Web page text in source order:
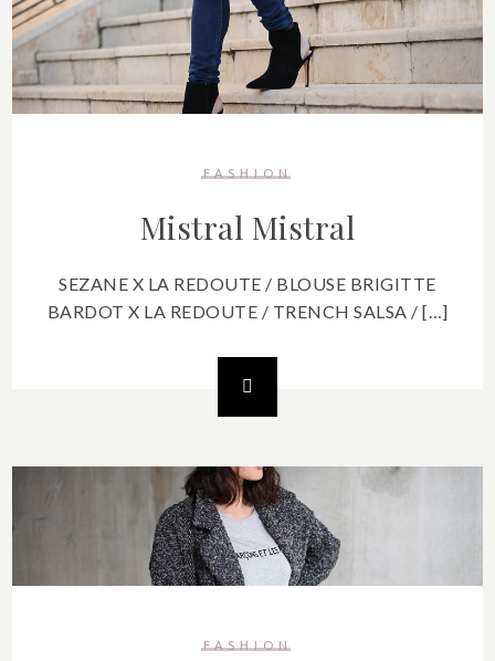
FASHION
Mistral Mistral
SEZANE X LA REDOUTE / BLOUSE BRIGITTE
BARDOT X LA REDOUTE / TRENCH SALSA / […]
FASHION